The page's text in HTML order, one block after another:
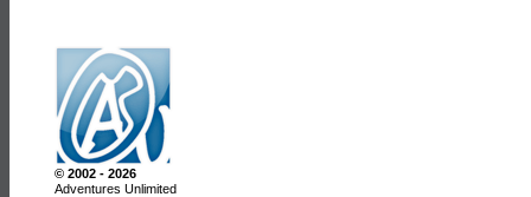
© 2002 - 2026
Adventures Unlimited